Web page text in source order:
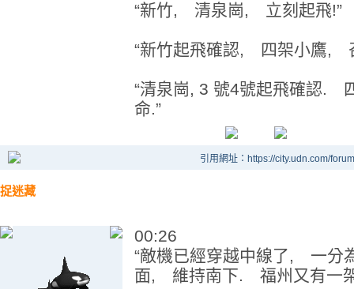
“新竹, 清泉崗, 立刻起飛!”
“新竹起飛確認, 四架小鷹,
“清泉崗, 3 號4號起飛確認.
命.”
引用網址：https://city.udn.com/
捉迷藏
00:26
“敵機已經穿越中線了, 一
面, 維持南下. 福州又有一